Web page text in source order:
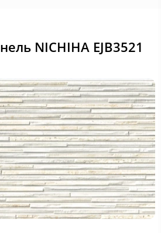
NICHIHA EJB3521